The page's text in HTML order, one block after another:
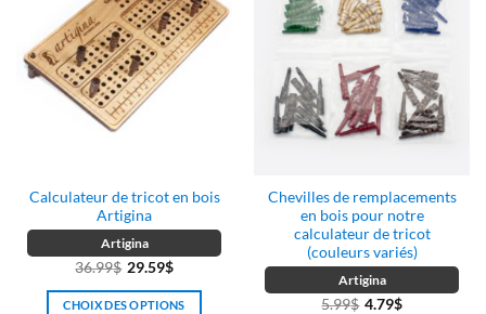
Calculateur de tricot en bois
Artigina
Artigina
36.99$ 29.59$
CHOIX DES OPTIONS
Chevilles de remplacements
en bois pour notre
calculateur de tricot
(couleurs variés)
Artigina
5.99$ 4.79$